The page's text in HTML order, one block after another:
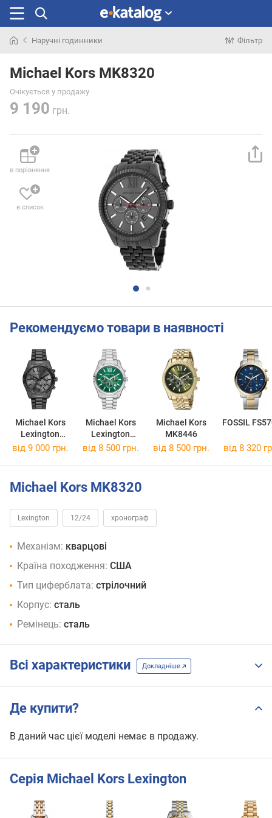
раніше
Наручні годинники Фільтр
Michael Kors MK8320
Очікується у продажу
9 190 грн.
в порівняння
в список
Рекомендуємо товари в наявності
Michael Kors
Lexington
MK9154
Michael Kors
Lexington
MK9152
Michael Kors
MK8446
FOSSIL
від 9 000 грн. від 8 500 грн. від 8 500 грн. від 8 320
Michael Kors MK8320
Lexington 12/24 хронограф
Механізм: кварцові
Країна походження: США
Тип циферблата: стрілочний
Корпус: сталь
Ремінець: сталь
Всі характеристики Докладніше
Де купити?
В даний час цієї моделі немає в продажу.
Серія Michael Kors Lexington